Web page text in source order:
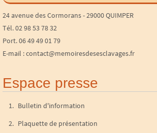
24 avenue des Cormorans - 29000 QUIMPER
Tél. 02 98 53 78 32
Port. 06 49 49 01 79
E-mail : contact@memoiresdesesclavages.fr
Espace presse
Bulletin d'information
Plaquette de présentation